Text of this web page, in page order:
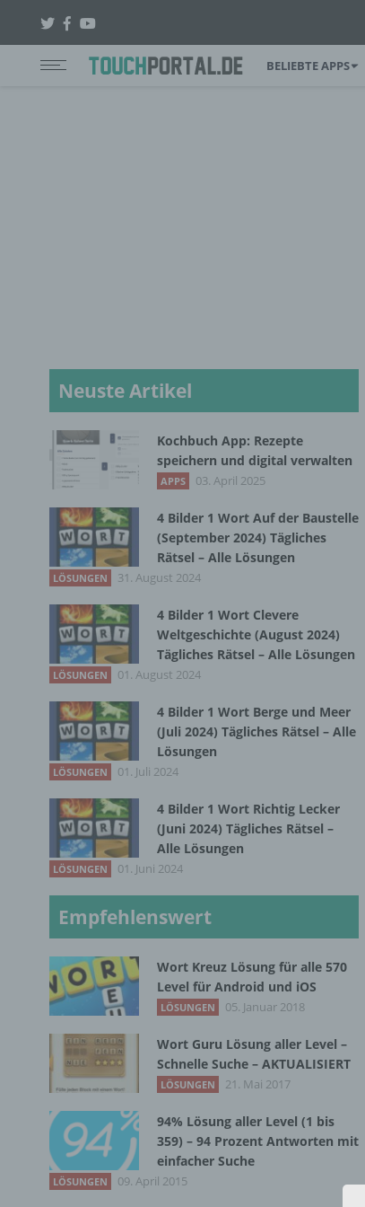
BELIEBTE APPS
Neuste Artikel
Kochbuch App: Rezepte
speichern und digital verwalten
APPS 03. April 2025
4 Bilder 1 Wort Auf der Baustelle
(September 2024) Tägliches
Rätsel – Alle Lösungen
LÖSUNGEN 31. August 2024
4 Bilder 1 Wort Clevere
Weltgeschichte (August 2024)
Tägliches Rätsel – Alle Lösungen
LÖSUNGEN 01. August 2024
4 Bilder 1 Wort Berge und Meer
(Juli 2024) Tägliches Rätsel – Alle
Lösungen
LÖSUNGEN 01. Juli 2024
4 Bilder 1 Wort Richtig Lecker
(Juni 2024) Tägliches Rätsel –
Alle Lösungen
LÖSUNGEN 01. Juni 2024
Empfehlenswert
Wort Kreuz Lösung für alle 570
Level für Android und iOS
LÖSUNGEN 05. Januar 2018
Wort Guru Lösung aller Level –
Schnelle Suche – AKTUALISIERT
LÖSUNGEN 21. Mai 2017
94% Lösung aller Level (1 bis
359) – 94 Prozent Antworten mit
einfacher Suche
LÖSUNGEN 09. April 2015